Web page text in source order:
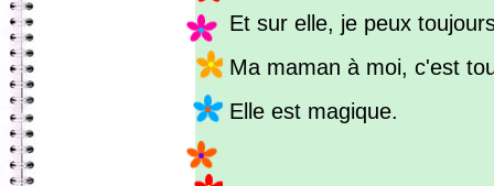
Et sur elle, je peux
Ma maman à moi, c'est
Elle est magique.